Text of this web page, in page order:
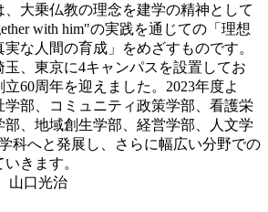
、大乗仏教の理念を建学の精神として
with him"の実践を通じての「理想
な人間の育成」をめざすものです。
玉、東京に4キャンパスを設置してお
立60周年を迎えました。2023年度よ
学部、コミュニティ政策学部、看護栄
部、地域創生学部、経営学部、人文学
科へと発展し、さらに幅広い分野での
きます。
山口光治